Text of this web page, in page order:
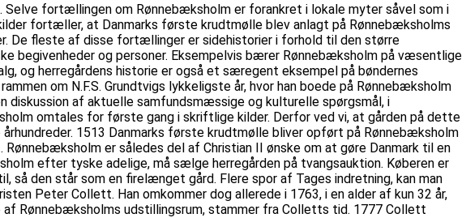
fortællingen om Rønnebæksholm er forankret i lokale myter såvel som i
fortæller, at Danmarks første krudtmølle blev anlagt på Rønnebæksholms
De fleste af disse fortællinger er sidehistorier i forhold til den større
begivenheder og personer. Eksempelvis bærer Rønnebæksholm på væsentlige
og herregårdens historie er også et særegent eksempel på bøndernes
om N.F.S. Grundtvigs lykkeligste år, hvor han boede på Rønnebæksholm
diskussion af aktuelle samfundsmæssige og kulturelle spørgsmål, i
omtales for første gang i skriftlige kilder. Derfor ved vi, at gården på dette
1513 Danmarks første krudtmølle bliver opført på Rønnebæksholm
er således del af Christian II ønske om at gøre Danmark til en
efter tyske adelige, må sælge herregården på tvangsauktion. Køberen er
så den står som en firelænget gård. Flere spor af Tages indretning, kan man
Peter Collett. Han omkommer dog allerede i 1763, i en alder af kun 32 år,
Rønnebæksholms udstillingsrum, stammer fra Colletts tid. 1777 Collett